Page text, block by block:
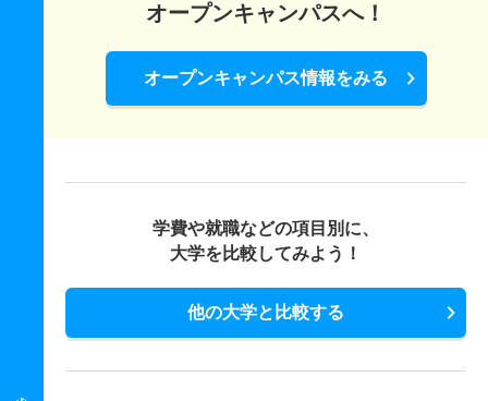
オープンキャンパスへ！
オープンキャンパス情報をみる
学費や就職などの項目別に、
大学を比較してみよう！
他の大学と比較する